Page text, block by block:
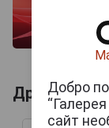
ДругиеДобро
сайт